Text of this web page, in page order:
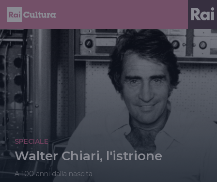
SPECIALE
Walter Chiari, l'istrione
A 100 anni dalla nascita